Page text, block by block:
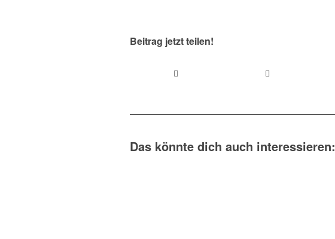
Beitrag jetzt teilen!
Das könnte dich auch interessieren: